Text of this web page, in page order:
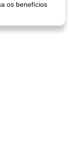
os benefícios